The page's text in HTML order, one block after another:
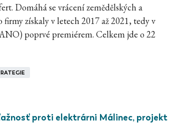
Domáhá se vrácení zemědělských a
získaly v letech 2017 až 2021, tedy v
poprvé premiérem. Celkem jde o 22
proti elektrárni Málinec, projekt